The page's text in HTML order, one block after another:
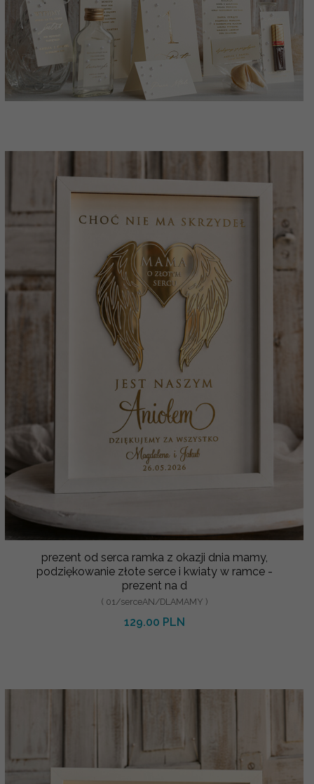
prezent od serca ramka z okazji dnia mamy,
podziękowanie złote serce i kwiaty w ramce -
prezent na d
( 01/serceAN/DLAMAMY )
129.00 PLN